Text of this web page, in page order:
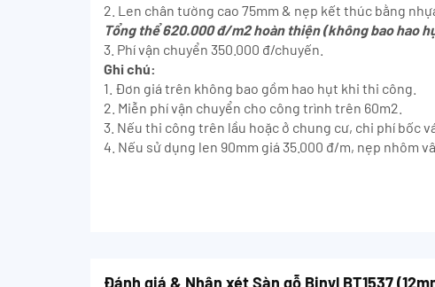
2. Len chân tường cao 75mm & nẹp kết thúc bằng
Tổng thể 620.000 đ/m2 hoàn thiện (không bao hao
3. Phí vận chuyển 350.000 đ/chuyến.
Ghi chú:
1. Đơn giá trên không bao gồm hao hụt khi thi công.
2. Miễn phí vận chuyển cho công trình trên 60m2.
3. Nếu thi công trên lầu hoặc ở chung cư, chi phí bốc
4. Nếu sử dụng len 90mm giá 35.000 đ/m, nẹp nhôm
Đánh giá & Nhận xét Sàn gỗ Binyl BT1537